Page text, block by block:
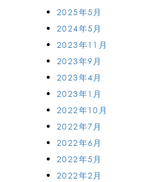
2025年5月
2024年5月
2023年11月
2023年9月
2023年4月
2023年1月
2022年10月
2022年7月
2022年6月
2022年5月
2022年2月